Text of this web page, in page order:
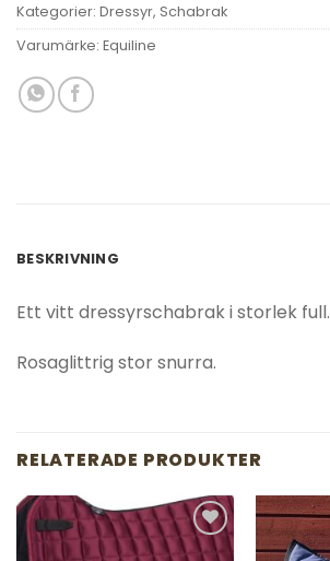
Kategorier: Dressyr, Schabrak
Varumärke: Equiline
BESKRIVNING
Ett vitt dressyrschabrak i storlek full.
Rosaglittrig stor snurra.
RELATERADE PRODUKTER
Add to